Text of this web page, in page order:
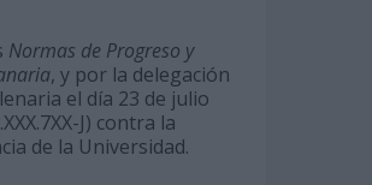
Normas de Progreso y
, y por la delegación
el día 23 de julio
J) contra la
de la Universidad.